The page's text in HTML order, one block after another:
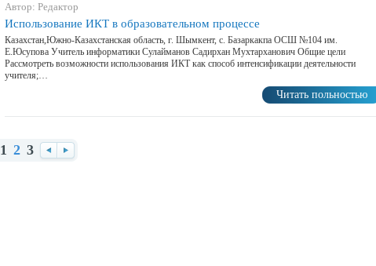
Автор: Редактор
Использование ИКТ в образовательном процессе
Казахстан,Южно-Казахстанская область, г. Шымкент, с. Базаркакпа ОСШ №104 им.
Е.Юсупова Учитель информатики Сулайманов Садирхан Мухтарханович Общие цели
Рассмотреть возможности использования ИКТ как способ интенсификации деятельности
учителя;…
Читать польностью
1 2 3